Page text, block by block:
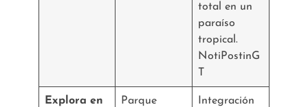
total en un
paraíso
tropical.
NotiPostinG
T
Explora en
Parque
Integración